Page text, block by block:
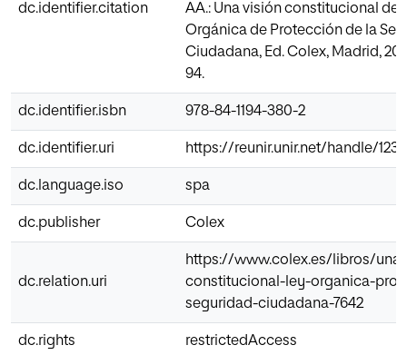
dc.identifier.citation
AA.: Una visión constitucional de
Orgánica de Protección de la
Ciudadana, Ed. Colex, Madrid,
94.
dc.identifier.isbn 978-84-1194-380-2
dc.identifier.uri https://reunir.unir.net/handle/
dc.language.iso spa
dc.publisher Colex
dc.relation.uri
https://www.colex.es/libros/
constitucional-ley-organica-
seguridad-ciudadana-7642
dc.rights restrictedAccess